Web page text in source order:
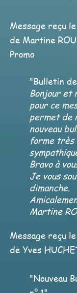
Message reçu
de Martine
Promo
"Bulletin
Bonjour et
pour ce
permet de
nouveau
forme très
Bravo à
Je vous
dimanche.
Martine
Message reçu
de Yves
"Nouveau